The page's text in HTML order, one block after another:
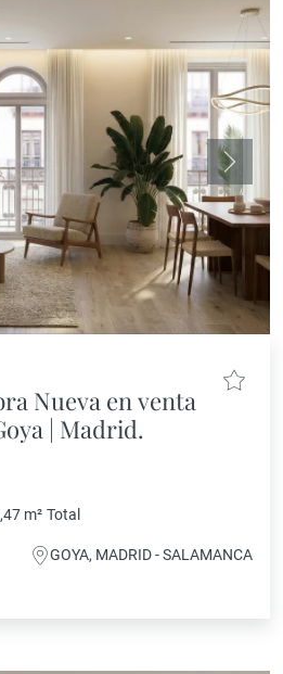
Nueva en venta
| Madrid.
m² Total
GOYA, MADRID - SALAMANCA